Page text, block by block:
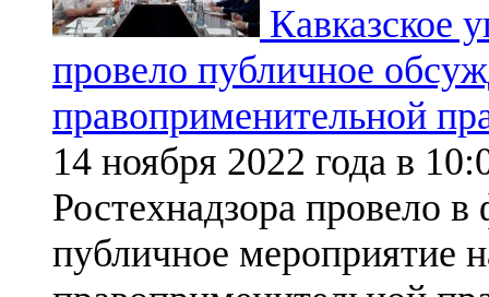
Кавказское
провело публичное
правоприменительной
14 ноября 2022 года в
Ростехнадзора провело
публичное мероприятие